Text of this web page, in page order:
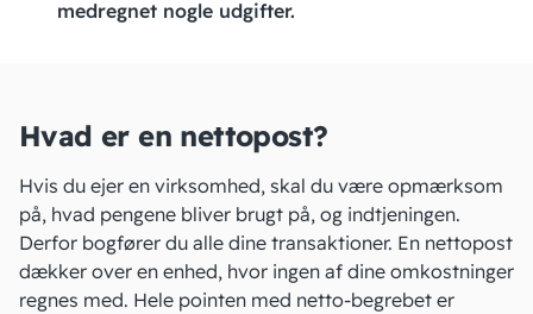
medregnet nogle udgifter.
Hvad er en nettopost?
Hvis du ejer en virksomhed, skal du være opmærksom
på, hvad pengene bliver brugt på, og indtjeningen.
Derfor bogfører du alle dine transaktioner. En nettopost
dækker over en enhed, hvor ingen af dine omkostninger
regnes med. Hele pointen med netto-begrebet er